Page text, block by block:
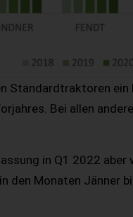
Standardtraktoren ein
Bei allen
in Q1 2022 aber
den Monaten Jänner